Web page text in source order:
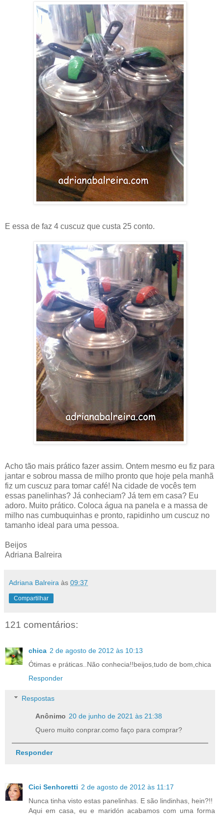
E essa de faz 4 cuscuz que custa 25 conto.
Acho tão mais prático fazer assim. Ontem mesmo eu fiz para
jantar e sobrou massa de milho pronto que hoje pela manhã
fiz um cuscuz para tomar café! Na cidade de vocês tem
essas panelinhas? Já conheciam? Já tem em casa? Eu
adoro. Muito prático. Coloca água na panela e a massa de
milho nas cumbuquinhas e pronto, rapidinho um cuscuz no
tamanho ideal para uma pessoa.
Beijos
Adriana Balreira
Adriana Balreira às 09:37
Compartilhar
121 comentários:
chica 2 de agosto de 2012 às 10:13
Ótimas e práticas..Não conhecia!!beijos,tudo de bom,chica
Responder
Respostas
Anônimo 20 de junho de 2021 às 21:38
Quero muito conprar.como faço para comprar?
Responder
Cici Senhoretti 2 de agosto de 2012 às 11:17
Nunca tinha visto estas panelinhas. E são lindinhas, hein?!!
Aqui em casa, eu e maridón acabamos com uma forma